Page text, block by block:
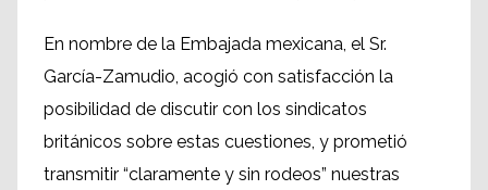
En nombre de la Embajada mexicana, el Sr.
García-Zamudio, acogió con satisfacción la
posibilidad de discutir con los sindicatos
británicos sobre estas cuestiones, y prometió
transmitir “claramente y sin rodeos” nuestras